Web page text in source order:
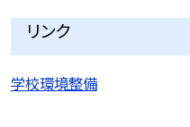
リンク
学校環境整備